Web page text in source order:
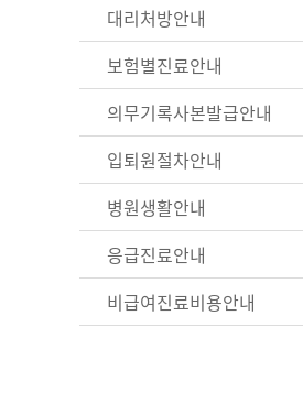
대리처방안내
보험별진료안내
의무기록사본발급안내
입퇴원절차안내
병원생활안내
응급진료안내
비급여진료비용안내